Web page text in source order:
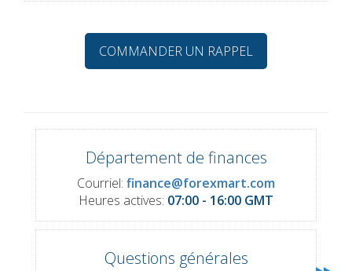
COMMANDER UN RAPPEL
Département de finances
Courriel: finance@forexmart.com
Heures actives: 07:00 - 16:00 GMT
Questions générales